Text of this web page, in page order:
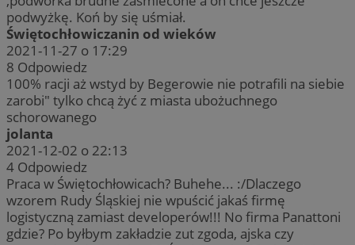
podwyżkę. Koń by się uśmiał.
Świętochłowiczanin od wieków
2021-11-27 o 17:29
8 Odpowiedz
100% racji aż wstyd by Begerowie nie potrafili na siebie
zarobi" tylko chcą żyć z miasta ubożuchnego
schorowanego
jolanta
2021-12-02 o 22:13
4 Odpowiedz
Praca w Świętochłowicach? Buhehe... :/Dlaczego
wzorem Rudy Śląskiej nie wpuścić jakaś firmę
logistyczną zamiast developerów!!! No firma Panattoni
gdzie? Po byłbym zakładzie zut zgoda, ajska czy